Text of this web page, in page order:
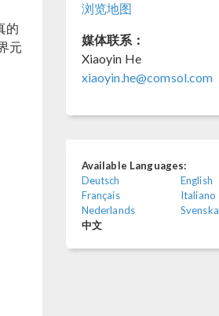
的
元
浏览地图
媒体联系：
Xiaoyin He
xiaoyin.he@comsol.com
Available Languages:
Deutsch
English
Français
Italiano
Nederlands
Svenska
中文